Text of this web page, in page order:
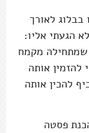
בבלוג לאורך
הגעתי אליו:
שמתחילה מקמח
להזמין אותה
להכין אותה
פסטה